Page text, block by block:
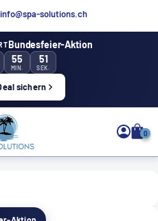
solutions.ch
Bundesfeier-Aktion
55
MIN.
50
SEK.
sichern
0